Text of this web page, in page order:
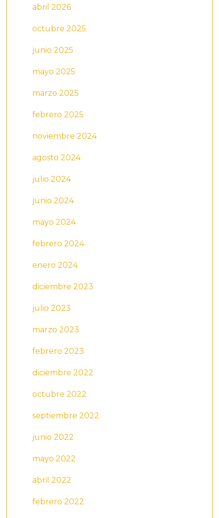
abril 2026
octubre 2025
junio 2025
mayo 2025
marzo 2025
febrero 2025
noviembre 2024
agosto 2024
julio 2024
junio 2024
mayo 2024
febrero 2024
enero 2024
diciembre 2023
julio 2023
marzo 2023
febrero 2023
diciembre 2022
octubre 2022
septiembre 2022
junio 2022
mayo 2022
abril 2022
febrero 2022